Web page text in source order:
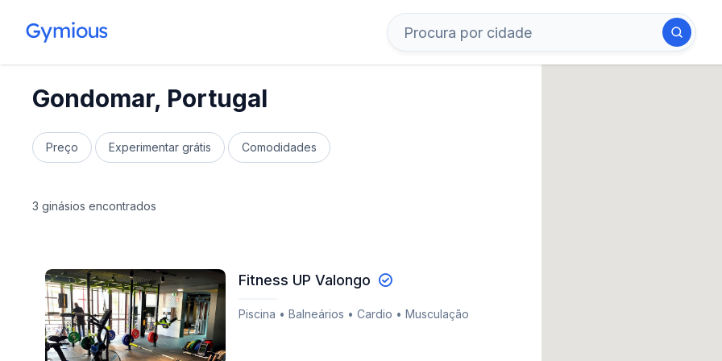
Gondomar, Portugal
Preço Experimentar grátis Comodidades
3 ginásios encontrados
Fitness UP Valongo
Piscina • Balneários • Cardio • Musculação